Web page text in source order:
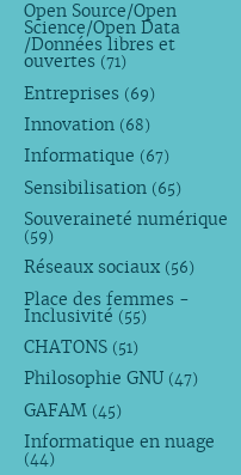
Open Source/Open
Science/Open Data
/Données libres et
ouvertes (71)
Entreprises (69)
Innovation (68)
Informatique (67)
Sensibilisation (65)
Souveraineté numérique
(59)
Réseaux sociaux (56)
Place des femmes -
Inclusivité (55)
CHATONS (51)
Philosophie GNU (47)
GAFAM (45)
Informatique en nuage
(44)